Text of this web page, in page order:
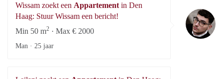
Wissam zoekt een Appartement in Den
Haag: Stuur Wissam een bericht!
Min 50 m2 · Max € 2000
Man · 25 jaar